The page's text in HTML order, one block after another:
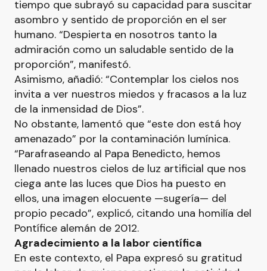
tiempo que subrayó su capacidad para suscitar
asombro y sentido de proporción en el ser
humano. “Despierta en nosotros tanto la
admiración como un saludable sentido de la
proporción”, manifestó.
Asimismo, añadió: “Contemplar los cielos nos
invita a ver nuestros miedos y fracasos a la luz
de la inmensidad de Dios”.
No obstante, lamentó que “este don está hoy
amenazado” por la contaminación lumínica.
“Parafraseando al Papa Benedicto, hemos
llenado nuestros cielos de luz artificial que nos
ciega ante las luces que Dios ha puesto en
ellos, una imagen elocuente —sugería— del
propio pecado”, explicó, citando una homilía del
Pontífice alemán de 2012.
Agradecimiento a la labor científica
En este contexto, el Papa expresó su gratitud